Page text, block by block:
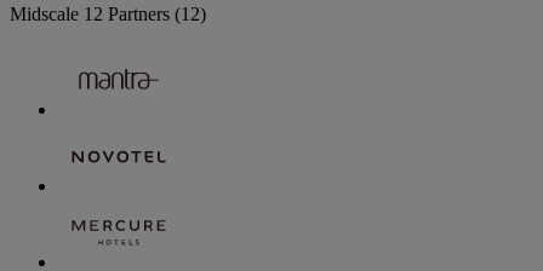
Midscale 12 Partners (12)